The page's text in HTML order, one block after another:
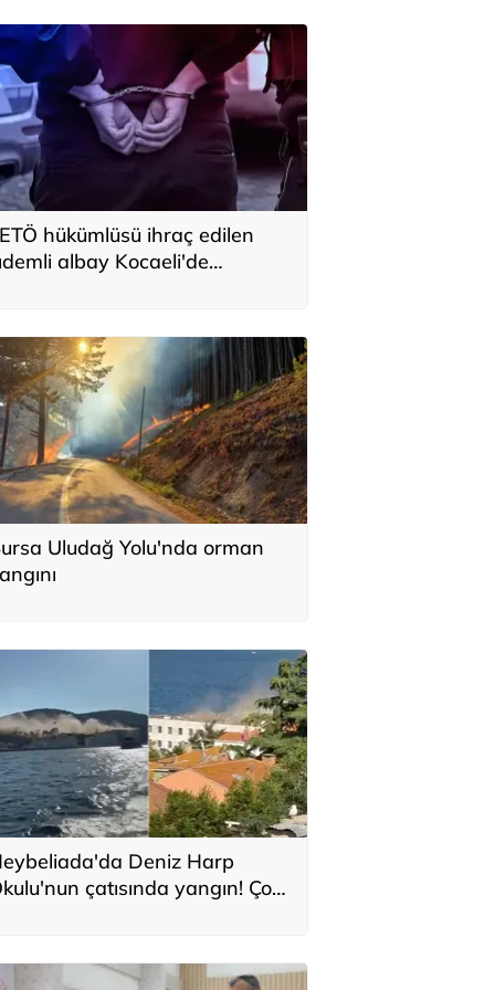
hükümlüsü ihraç edilen
albay Kocaeli'de
Uludağ Yolu'nda orman
Deniz Harp
çatısında yangın! Çok